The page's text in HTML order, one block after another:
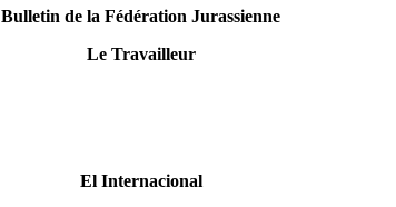
Bulletin de la Fédération Jurassienne
Le Travailleur
El Internacional